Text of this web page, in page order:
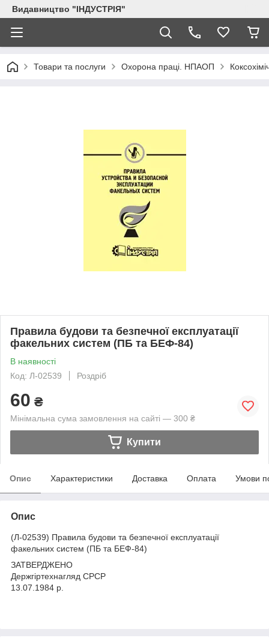
Видавництво "ІНДУСТРІЯ"
Товари та послуги Охорона праці. НПАОП
Правила будови та безпечної експлуатації
факельних систем (ПБ та БЕФ-84)
В наявності
Код: Л-02539
Роздріб
60 ₴
Мінімальна сума замовлення на сайті — 300 ₴
Купити
Опис Характеристики Доставка Оплата Умови
Опис
(Л-02539) Правила будови та безпечної експлуатації
факельних систем (ПБ та БЕФ-84)
ЗАТВЕРДЖЕНО
Держгіртехнагляд СРСР
13.07.1984 р.